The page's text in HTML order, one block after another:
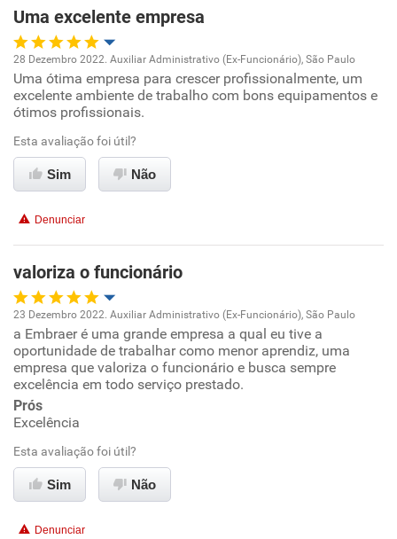
Ambiente de trabalho
Benefícios
Recomenda esta empresa
Uma excelente empresa
Oportunidade de promoção
Ambiente de trabalho
Conciliação com a vida familiar
28 Dezembro 2022. Auxiliar Administrativo (Ex-Funcionário), São Paulo
Uma ótima empresa para crescer profissionalmente, um
excelente ambiente de trabalho com bons equipamentos e
ótimos profissionais.
Esta avaliação foi útil?
Sim Não
Denunciar
valoriza o funcionário
Oportunidade de promoção
Ambiente de trabalho
Conciliação com a vida familiar
Benefícios
23 Dezembro 2022. Auxiliar Administrativo (Ex-Funcionário), São Paulo
a Embraer é uma grande empresa a qual eu tive a
oportunidade de trabalhar como menor aprendiz, uma
empresa que valoriza o funcionário e busca sempre
excelência em todo serviço prestado.
Prós
Excelência
Esta avaliação foi útil?
Sim Não
Denunciar